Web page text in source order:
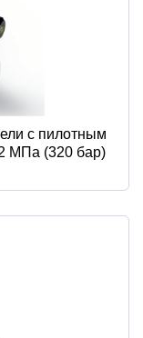
с пилотным
МПа (320 бар)